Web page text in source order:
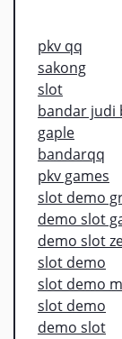
pkv qq
sakong
slot
bandar judi
gaple
bandarqq
pkv games
slot demo
demo slot
demo slot
slot demo
slot demo
slot demo
demo slot